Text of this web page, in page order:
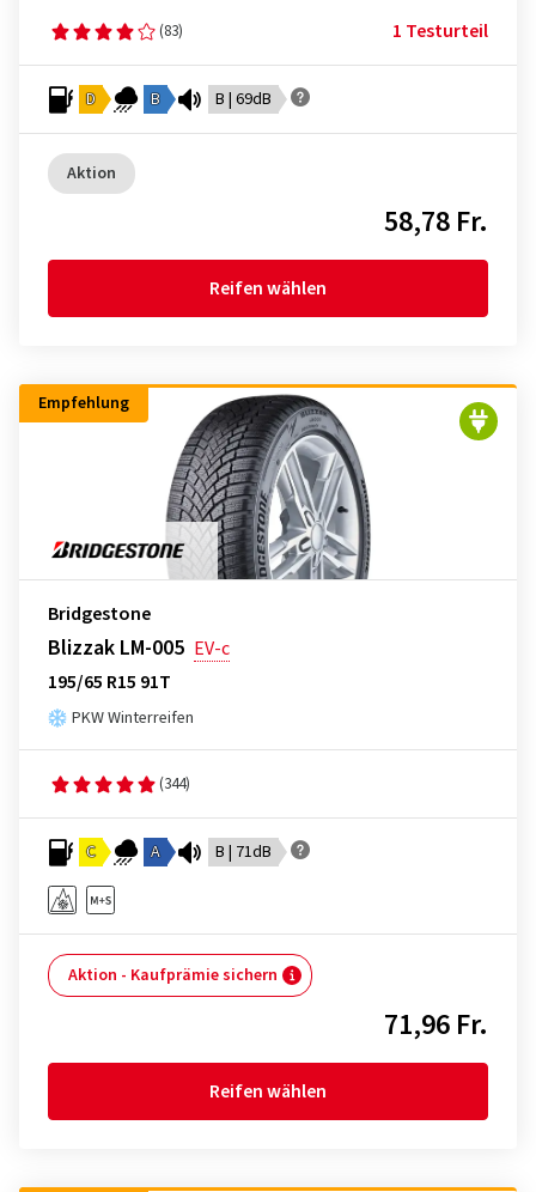
(83) 1 Testurteil
D B B | 69dB
Aktion
58,78 Fr.
Reifen wählen
Empfehlung
Bridgestone
Blizzak LM-005 EV-c
195/65 R15 91T
PKW Winterreifen
(344)
C A B | 71dB
Aktion - Kaufprämie sichern
71,96 Fr.
Reifen wählen